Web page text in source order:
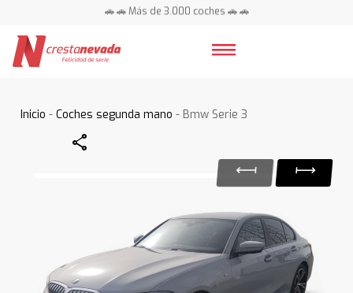
🚗 🚗 Más de 3.000 coches 🚗 🚗
Inicio -Coches segunda mano - Bmw Serie 3
Share